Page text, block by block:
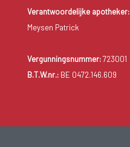
Verantwoordelijke apotheker:
Meysen Patrick
Vergunningsnummer:723001
B.T.W.nr.:BE 0472.146.609